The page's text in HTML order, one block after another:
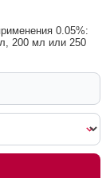
0.05%:
200 мл или 250